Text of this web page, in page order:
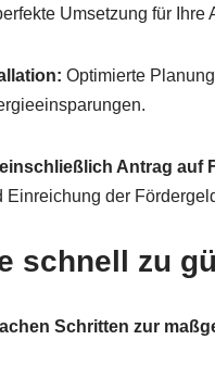
Umsetzung für Ihre
Optimierte
Antrag auf
Einreichung der
schnell zu
Schritten zur